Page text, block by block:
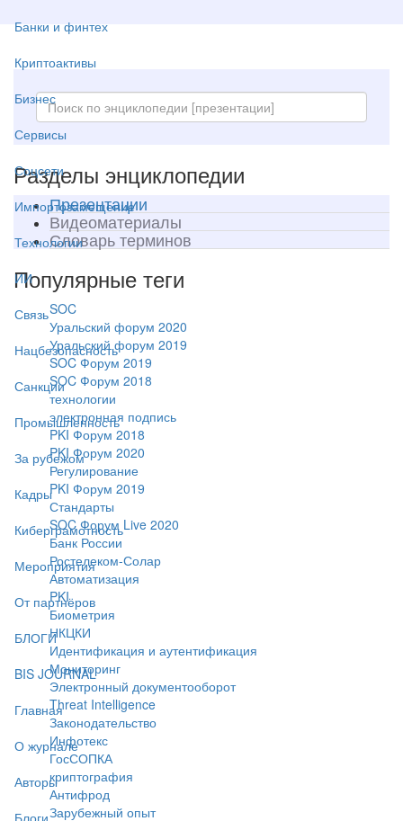
Банки и финтех
Криптоактивы
Бизнес
Сервисы
Соцсети
Импортозамещение
Технологии
ИИ
Связь
Нацбезопасность
Санкции
Промышленность
За рубежом
Кадры
Киберграмотность
Мероприятия
От партнёров
БЛОГИ
BIS JOURNAL
Главная
О журнале
Авторы
Блоги
Разделы энциклопедии
Презентации
Видеоматериалы
Словарь терминов
Популярные теги
SOC
Уральский форум 2020
Уральский форум 2019
SOC Форум 2019
SOC Форум 2018
технологии
электронная подпись
PKI Форум 2018
PKI Форум 2020
Регулирование
PKI Форум 2019
Стандарты
SOC Форум Live 2020
Банк России
Ростелеком-Солар
Автоматизация
PKI
Биометрия
НКЦКИ
Идентификация и аутентификация
Мониторинг
Электронный документооборот
Threat Intelligence
Законодательство
Инфотекс
ГосСОПКА
криптография
Антифрод
Зарубежный опыт